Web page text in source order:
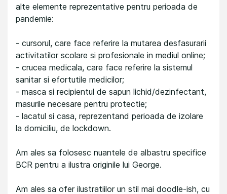
alte elemente reprezentative pentru perioada de
pandemie:
- cursorul, care face referire la mutarea desfasurarii
activitatilor scolare si profesionale in mediul online;
- crucea medicala, care face referire la sistemul
sanitar si efortutile medicilor;
- masca si recipientul de sapun lichid/dezinfectant,
masurile necesare pentru protectie;
- lacatul si casa, reprezentand perioada de izolare
la domiciliu, de lockdown.
Am ales sa folosesc nuantele de albastru specifice
BCR pentru a ilustra originile lui George.
Am ales sa ofer ilustratiilor un stil mai doodle-ish, cu